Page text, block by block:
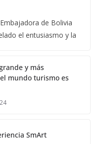
de Bolivia
el entusiasmo y la
y más
mundo turismo es
SmArt